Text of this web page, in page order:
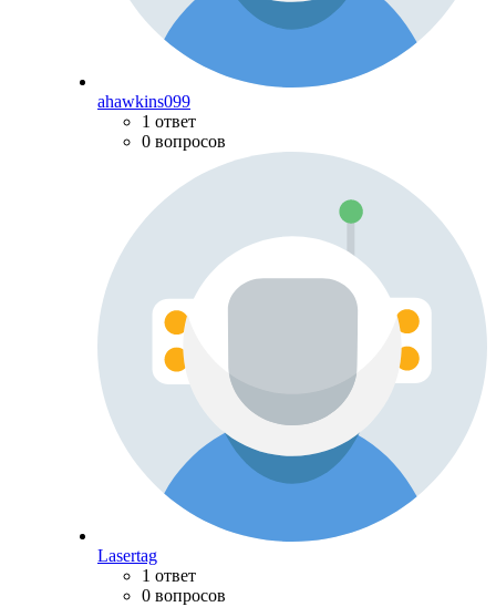
ahawkins099
1 ответ
0 вопросов
Lasertag
1 ответ
0 вопросов